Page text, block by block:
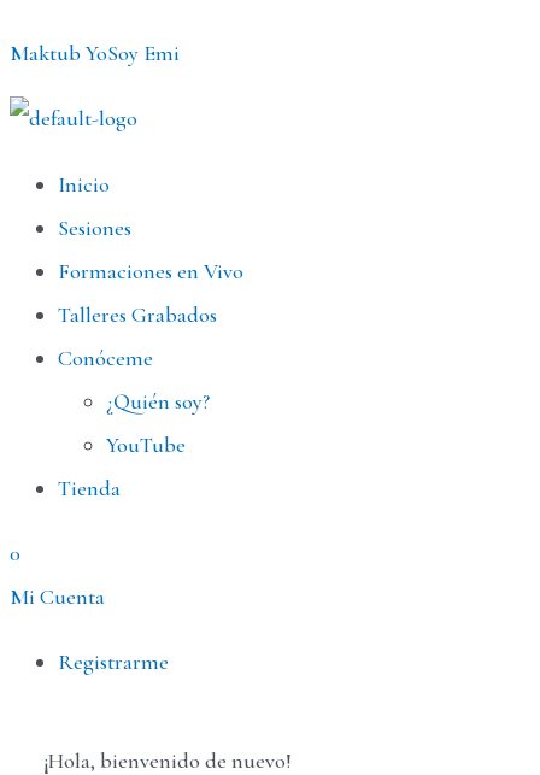
contenido
Maktub YoSoy Emi
MenúInicio
Sesiones
Formaciones en Vivo
Talleres Grabados
Conóceme
¿Quién soy?
YouTube
Tienda
0
Mi Cuenta
MenúRegistrarme
¡Hola, bienvenido de nuevo!